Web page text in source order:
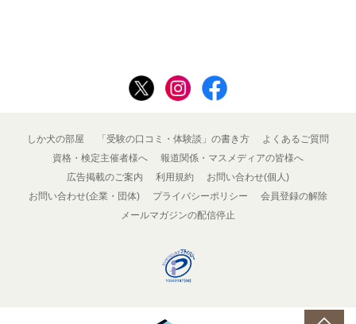
しか犬の部屋 「受験の口コミ・体験談」の書き方
よくあるご質問
資格・検定主催者様へ
報道関係・マスメディアの皆様へ
広告掲載のご案内
利用規約
お問い合わせ(個人)
お問い合わせ(企業・団体)
プライバシーポリシー
会員登録の解除
メールマガジンの配信停止